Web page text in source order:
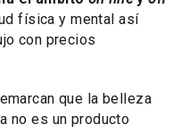
física y mental así
con precios
que la belleza
no es un producto